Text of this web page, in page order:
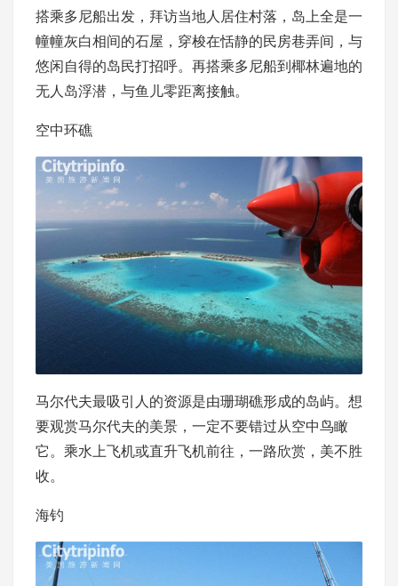
搭乘多尼船出发，拜访当地人居住村落，岛上全是一
幢幢灰白相间的石屋，穿梭在恬静的民房巷弄间，与
悠闲自得的岛民打招呼。再搭乘多尼船到椰林遍地的
无人岛浮潜，与鱼儿零距离接触。
空中环礁
马尔代夫最吸引人的资源是由珊瑚礁形成的岛屿。想
要观赏马尔代夫的美景，一定不要错过从空中鸟瞰
它。乘水上飞机或直升飞机前往，一路欣赏，美不胜
收。
海钓